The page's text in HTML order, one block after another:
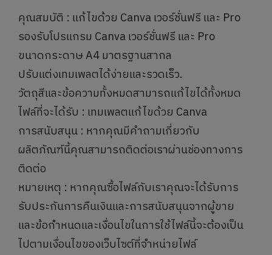
คุณสมบัติ : แก้ไขด้วย Canva เวอร์ชั่นฟรี และ Pro
รองรับโปรแกรม Canva เวอร์ชั่นฟรี และ Pro
ขนาดกระดาษ A4 มาตรฐานสากล
ปรับแต่งเทมเพลตได้ง่ายและรวดเร็ว.
วัตถุสีและข้อความทั้งหมดสามารถแก้ไขได้ทั้งหมด
ไฟล์ที่จะได้รับ : เทมเพลตแก้ไขด้วย Canva
การสนับสนุน : หากคุณมีคำถามเกี่ยวกับ
ผลิตภัณฑ์นี้คุณสามารถติดต่อเราผ่านช่องทางการ
ติดต่อ
หมายเหตุ : หากคุณซื้อไฟล์กับเราคุณจะได้รับการ
รับประกันการคืนเงินและการสนับสนุนจากผู้ขาย
และข้อกำหนดและเงื่อนไขในการใช้ไฟล์นี้จะต้องเป็น
ไปตามเงื่อนไขของเว็บไซต์ที่จำหน่ายไฟล์